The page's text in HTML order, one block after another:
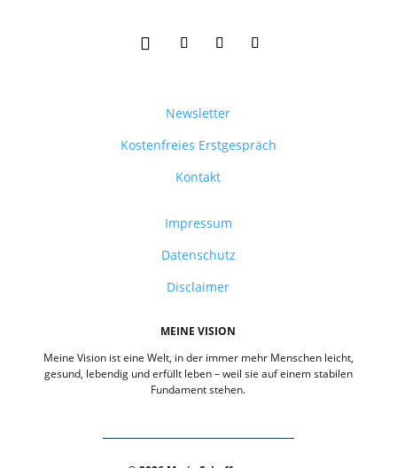
Newsletter
Kostenfreies Erstgespräch
Kontakt
Impressum
Datenschutz
Disclaimer
MEINE VISION
Meine Vision ist eine Welt, in der immer mehr Menschen leicht,
gesund, lebendig und erfüllt leben – weil sie auf einem stabilen
Fundament stehen.